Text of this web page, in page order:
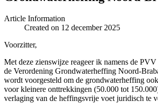
Article Information
Created on 12 december 2025
Voorzitter,
Met deze zienswijze reageer ik namens de
de Verordening Grondwaterheffing Noord-
wordt voorgesteld om de grondwaterheffing
voor kleinere onttrekkingen (50.000 tot
verlaging van de heffingsvrije voet juridisch te